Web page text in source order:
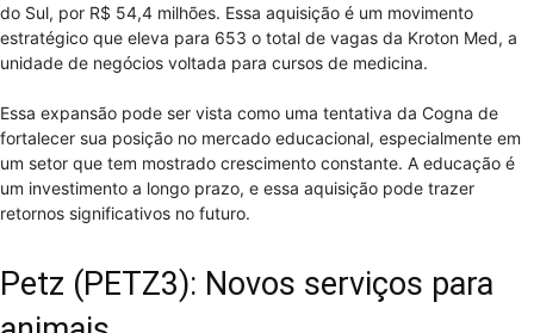
do Sul, por R$ 54,4 milhões. Essa aquisição é um movimento
estratégico que eleva para 653 o total de vagas da Kroton Med, a
unidade de negócios voltada para cursos de medicina.
Essa expansão pode ser vista como uma tentativa da Cogna de
fortalecer sua posição no mercado educacional, especialmente em
um setor que tem mostrado crescimento constante. A educação é
um investimento a longo prazo, e essa aquisição pode trazer
retornos significativos no futuro.
Petz (PETZ3): Novos serviços para